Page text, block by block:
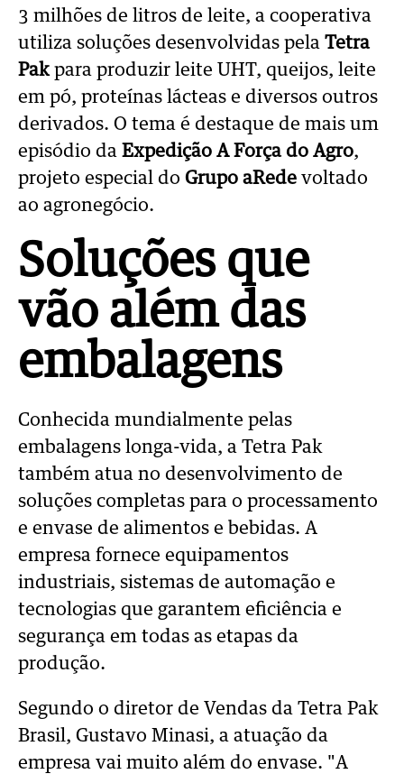
3 milhões de litros de leite, a cooperativa
utiliza soluções desenvolvidas pela Tetra
Pakpara produzir leite UHT, queijos, leite
em pó, proteínas lácteas e diversos outros
derivados. O tema é destaque de mais um
episódio da Expedição A Força do Agro,
projeto especial do Grupo aRede voltado
ao agronegócio.
Soluções que
vão além das
embalagens
Conhecida mundialmente pelas
embalagens longa-vida, a Tetra Pak
também atua no desenvolvimento de
soluções completas para o processamento
e envase de alimentos e bebidas. A
empresa fornece equipamentos
industriais, sistemas de automação e
tecnologias que garantem eficiência e
segurança em todas as etapas da
produção.
Segundo o diretor de Vendas da Tetra Pak
Brasil, Gustavo Minasi, a atuação da
empresa vai muito além do envase. "A